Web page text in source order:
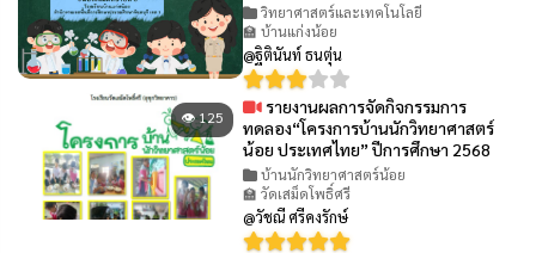
วิทยาศาสตร์และเทคโนโลยี
🏫 บ้านแก่งน้อย
@ฐิตินันท์ ธนตุ่น
👁 125
รายงานผลการจัดกิจกรรมการ
ทดลอง“โครงการบ้านนักวิทยาศาสตร์
น้อย ประเทศไทย” ปีการศึกษา 2568
บ้านนักวิทยาศาสตร์น้อย
🏫 วัดเสม็ดโพธิ์ศรี
@วัชณี ศรีคงรักษ์